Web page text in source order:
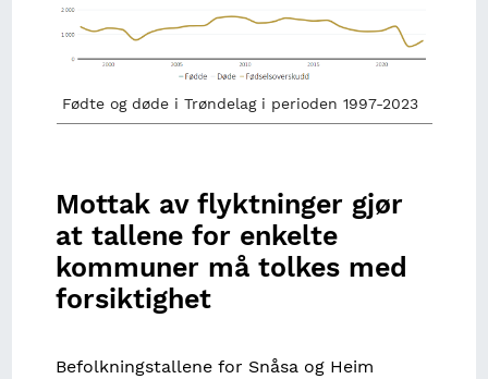
Fødte og døde i Trøndelag i perioden 1997-2023
Mottak av flyktninger gjør
at tallene for enkelte
kommuner må tolkes med
forsiktighet
Befolkningstallene for Snåsa og Heim